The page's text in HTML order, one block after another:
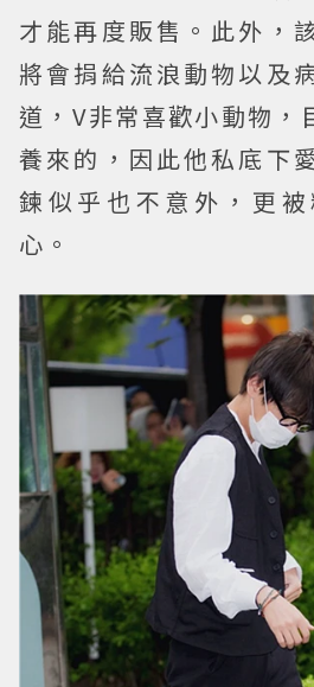
才能再度販售。此外，
將會捐給流浪動物以及
道，V非常喜歡小動物，
養來的，因此他私底下
鍊似乎也不意外，更
心。